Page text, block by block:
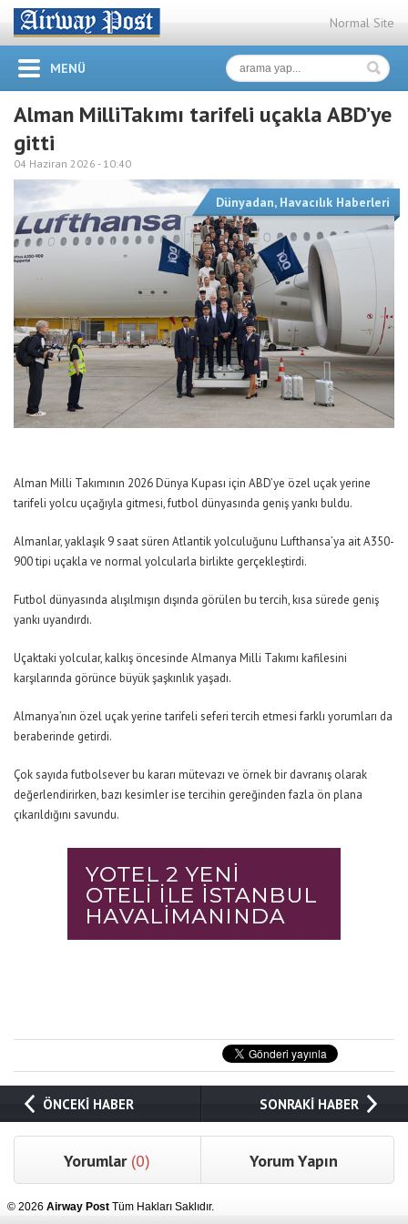
Normal Site
MENÜ
Alman MilliTakımı tarifeli uçakla ABD’ye
gitti
04 Haziran 2026 - 10:40
Dünyadan, Havacılık Haberleri
Alman Milli Takımının 2026 Dünya Kupası için ABD’ye özel uçak yerine
tarifeli yolcu uçağıyla gitmesi, futbol dünyasında geniş yankı buldu.
Almanlar, yaklaşık 9 saat süren Atlantik yolculuğunu Lufthansa’ya ait A350-
900 tipi uçakla ve normal yolcularla birlikte gerçekleştirdi.
Futbol dünyasında alışılmışın dışında görülen bu tercih, kısa sürede geniş
yankı uyandırdı.
Uçaktaki yolcular, kalkış öncesinde Almanya Milli Takımı kafilesini
karşılarında görünce büyük şaşkınlık yaşadı.
Almanya’nın özel uçak yerine tarifeli seferi tercih etmesi farklı yorumları da
beraberinde getirdi.
Çok sayıda futbolsever bu kararı mütevazı ve örnek bir davranış olarak
değerlendirirken, bazı kesimler ise tercihin gereğinden fazla ön plana
çıkarıldığını savundu.
ÖNCEKİ HABER SONRAKİ HABER
Yorumlar (0) Yorum Yapın
© 2026 Airway Post Tüm Hakları Saklıdır.